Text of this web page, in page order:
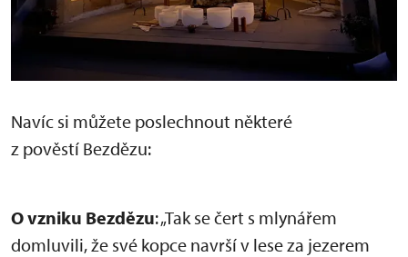
Navíc si můžete poslechnout některé
z pověstí Bezdězu:
O vzniku Bezdězu: „Tak se čert s mlynářem
domluvili, že své kopce navrší v lese za jezerem